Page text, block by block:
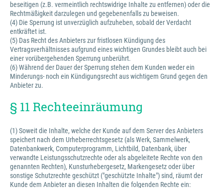
beseitigen (z.B. vermeintlich rechtswidrige Inhalte zu entfernen) oder die
Rechtmäßigkeit darzulegen und gegebenenfalls zu beweisen.
(4) Die Sperrung ist unverzüglich aufzuheben, sobald der Verdacht
entkräftet ist.
(5) Das Recht des Anbieters zur fristlosen Kündigung des
Vertragsverhältnisses aufgrund eines wichtigen Grundes bleibt auch bei
einer vorübergehenden Sperrung unberührt.
(6) Während der Dauer der Sperrung stehen dem Kunden weder ein
Minderungs- noch ein Kündigungsrecht aus wichtigem Grund gegen den
Anbieter zu.
§ 11 Rechteeinräumung
(1) Soweit die Inhalte, welche der Kunde auf dem Server des Anbieters
speichert nach dem Urheberrechtsgesetz (als Werk, Sammelwerk,
Datenbankwerk, Computerprogramm, Lichtbild, Datenbank, über
verwandte Leistungsschutzrechte oder als abgeleitete Rechte von den
genannten Rechten), Kunsturhebergesetz, Markengesetz oder über
sonstige Schutzrechte geschützt ("geschützte Inhalte") sind, räumt der
Kunde dem Anbieter an diesen Inhalten die folgenden Rechte ein: